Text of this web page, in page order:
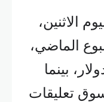
الاثنين،
الماضي،
بينما
تعليقات